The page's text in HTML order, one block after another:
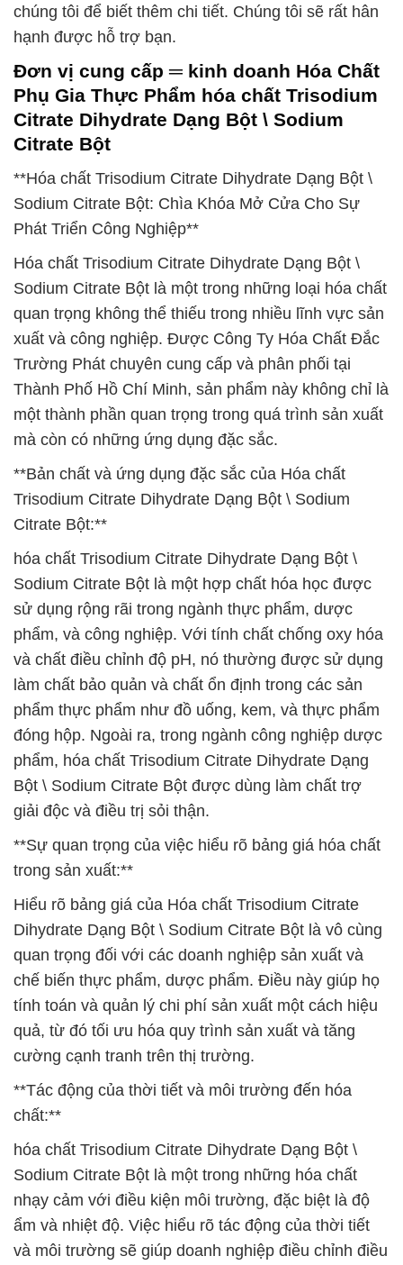
chúng tôi để biết thêm chi tiết. Chúng tôi sẽ rất hân
hạnh được hỗ trợ bạn.
Đơn vị cung cấp ═ kinh doanh Hóa Chất
Phụ Gia Thực Phẩm hóa chất Trisodium
Citrate Dihydrate Dạng Bột \ Sodium
Citrate Bột
**Hóa chất Trisodium Citrate Dihydrate Dạng Bột \
Sodium Citrate Bột: Chìa Khóa Mở Cửa Cho Sự
Phát Triển Công Nghiệp**
Hóa chất Trisodium Citrate Dihydrate Dạng Bột \
Sodium Citrate Bột là một trong những loại hóa chất
quan trọng không thể thiếu trong nhiều lĩnh vực sản
xuất và công nghiệp. Được Công Ty Hóa Chất Đắc
Trường Phát chuyên cung cấp và phân phối tại
Thành Phố Hồ Chí Minh, sản phẩm này không chỉ là
một thành phần quan trọng trong quá trình sản xuất
mà còn có những ứng dụng đặc sắc.
**Bản chất và ứng dụng đặc sắc của Hóa chất
Trisodium Citrate Dihydrate Dạng Bột \ Sodium
Citrate Bột:**
hóa chất Trisodium Citrate Dihydrate Dạng Bột \
Sodium Citrate Bột là một hợp chất hóa học được
sử dụng rộng rãi trong ngành thực phẩm, dược
phẩm, và công nghiệp. Với tính chất chống oxy hóa
và chất điều chỉnh độ pH, nó thường được sử dụng
làm chất bảo quản và chất ổn định trong các sản
phẩm thực phẩm như đồ uống, kem, và thực phẩm
đóng hộp. Ngoài ra, trong ngành công nghiệp dược
phẩm, hóa chất Trisodium Citrate Dihydrate Dạng
Bột \ Sodium Citrate Bột được dùng làm chất trợ
giải độc và điều trị sỏi thận.
**Sự quan trọng của việc hiểu rõ bảng giá hóa chất
trong sản xuất:**
Hiểu rõ bảng giá của Hóa chất Trisodium Citrate
Dihydrate Dạng Bột \ Sodium Citrate Bột là vô cùng
quan trọng đối với các doanh nghiệp sản xuất và
chế biến thực phẩm, dược phẩm. Điều này giúp họ
tính toán và quản lý chi phí sản xuất một cách hiệu
quả, từ đó tối ưu hóa quy trình sản xuất và tăng
cường cạnh tranh trên thị trường.
**Tác động của thời tiết và môi trường đến hóa
chất:**
hóa chất Trisodium Citrate Dihydrate Dạng Bột \
Sodium Citrate Bột là một trong những hóa chất
nhạy cảm với điều kiện môi trường, đặc biệt là độ
ẩm và nhiệt độ. Việc hiểu rõ tác động của thời tiết
và môi trường sẽ giúp doanh nghiệp điều chỉnh điều